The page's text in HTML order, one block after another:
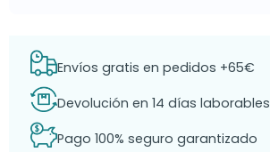
Envíos gratis en pedidos +65€
Devolución en 14 días laborables
Pago 100% seguro garantizado